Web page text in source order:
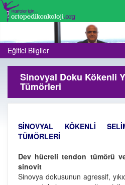
Eğitici Bilgiler
Sinovyal Doku Kökenli
Tümörleri
SİNOVYAL KÖKENLİ
TÜMÖRLERİ
Dev hücreli tendon tümörü
sinovit
Sinovya dokusunun agressif,